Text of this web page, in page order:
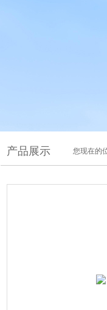
产品展示 您现在的